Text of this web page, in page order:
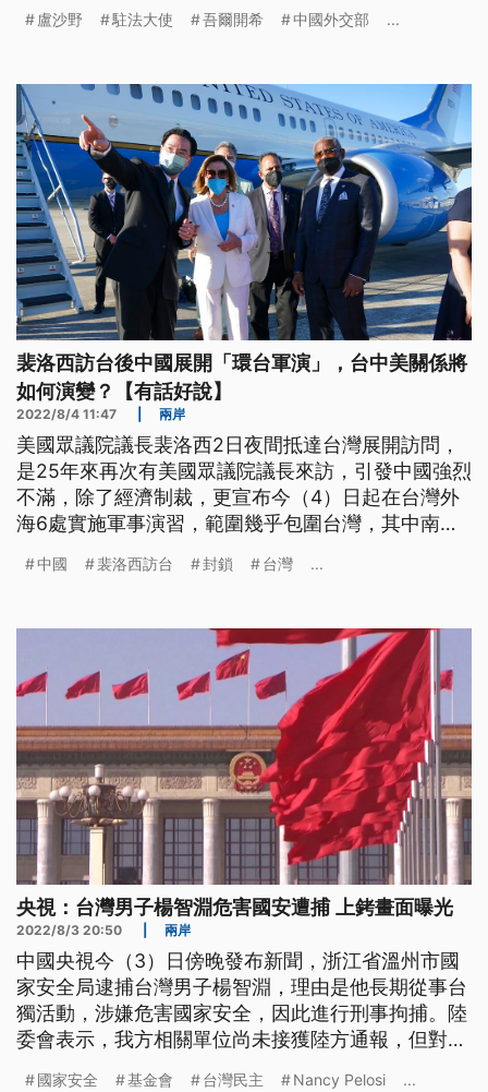
法國驅逐盧沙野。
盧沙野 駐法大使 吾爾開希 中國外交部 ...
裴洛西訪台後中國展開「環台軍演」，台中美關係將
如何演變？【有話好說】
2022/8/4 11:47 兩岸
美國眾議院議長裴洛西2日夜間抵達台灣展開訪問，
是25年來再次有美國眾議院議長來訪，引發中國強烈
不滿，除了經濟制裁，更宣布今（4）日起在台灣外
海6處實施軍事演習，範圍幾乎包圍台灣，其中南部
更觸及台灣領海。
中國 裴洛西訪台 封鎖 台灣 ...
央視：台灣男子楊智淵危害國安遭捕 上銬畫面曝光
2022/8/3 20:50 兩岸
中國央視今（3）日傍晚發布新聞，浙江省溫州市國
家安全局逮捕台灣男子楊智淵，理由是他長期從事台
獨活動，涉嫌危害國家安全，因此進行刑事拘捕。陸
委會表示，我方相關單位尚未接獲陸方通報，但對於
國家安全 基金會 台灣民主 Nancy Pelosi ...